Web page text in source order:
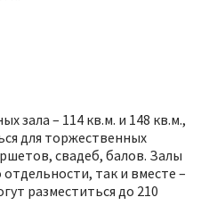
зала – 114 кв.м. и 148 кв.м.,
для торжественных
свадеб, балов. Залы
так и вместе –
разместиться до 210